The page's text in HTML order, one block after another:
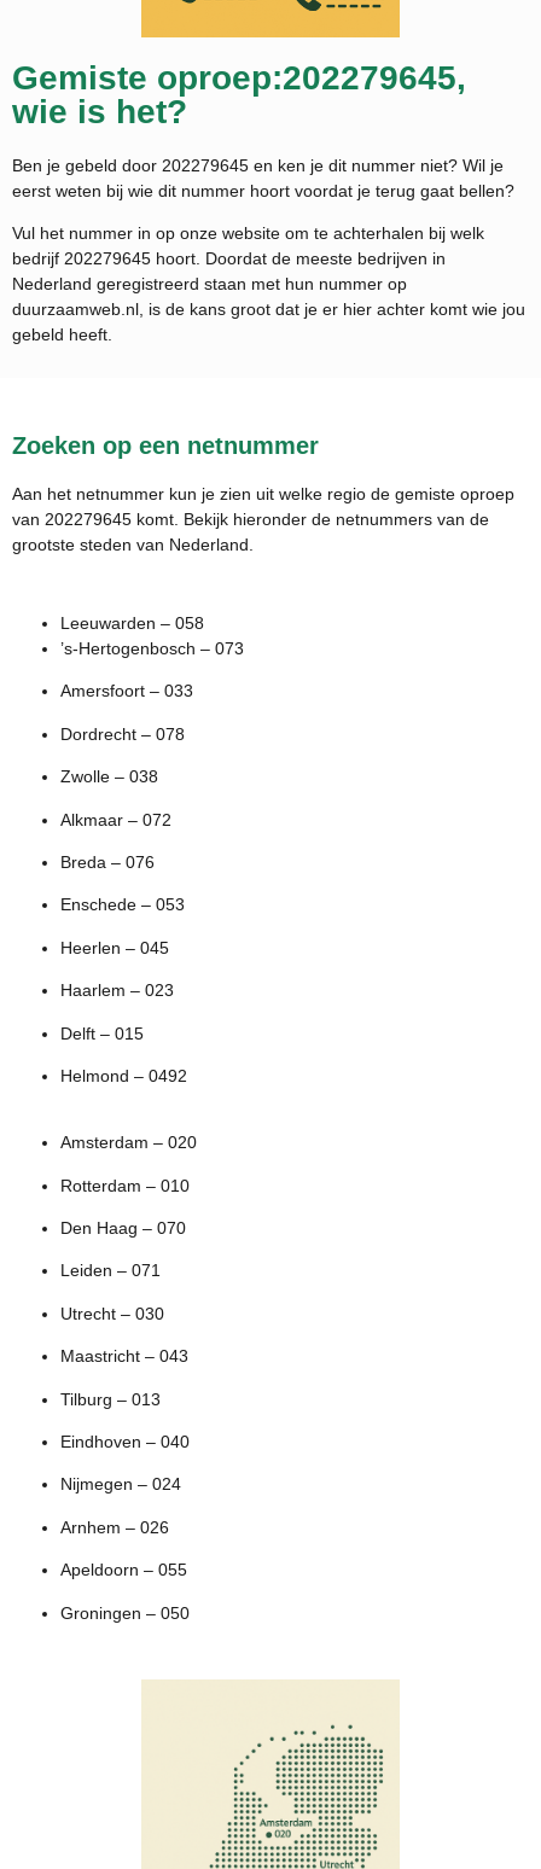
Gemiste oproep:202279645,
wie is het?
Ben je gebeld door 202279645 en ken je dit nummer niet? Wil je
eerst weten bij wie dit nummer hoort voordat je terug gaat bellen?
Vul het nummer in op onze website om te achterhalen bij welk
bedrijf 202279645 hoort. Doordat de meeste bedrijven in
Nederland geregistreerd staan met hun nummer op
duurzaamweb.nl, is de kans groot dat je er hier achter komt wie jou
gebeld heeft.
Zoeken op een netnummer
Aan het netnummer kun je zien uit welke regio de gemiste oproep
van 202279645 komt. Bekijk hieronder de netnummers van de
grootste steden van Nederland.
Leeuwarden – 058
’s-Hertogenbosch – 073
Amersfoort – 033
Dordrecht – 078
Zwolle – 038
Alkmaar – 072
Breda – 076
Enschede – 053
Heerlen – 045
Haarlem – 023
Delft – 015
Helmond – 0492
Amsterdam – 020
Rotterdam – 010
Den Haag – 070
Leiden – 071
Utrecht – 030
Maastricht – 043
Tilburg – 013
Eindhoven – 040
Nijmegen – 024
Arnhem – 026
Apeldoorn – 055
Groningen – 050